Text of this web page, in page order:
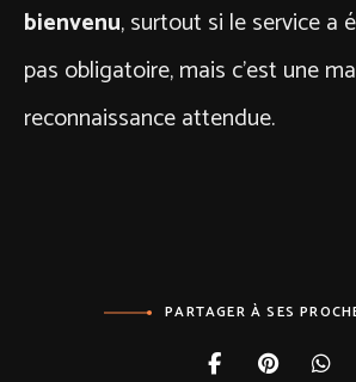
bienvenu, surtout si le service a
pas obligatoire, mais c’est une
reconnaissance attendue.
PARTAGER À SES